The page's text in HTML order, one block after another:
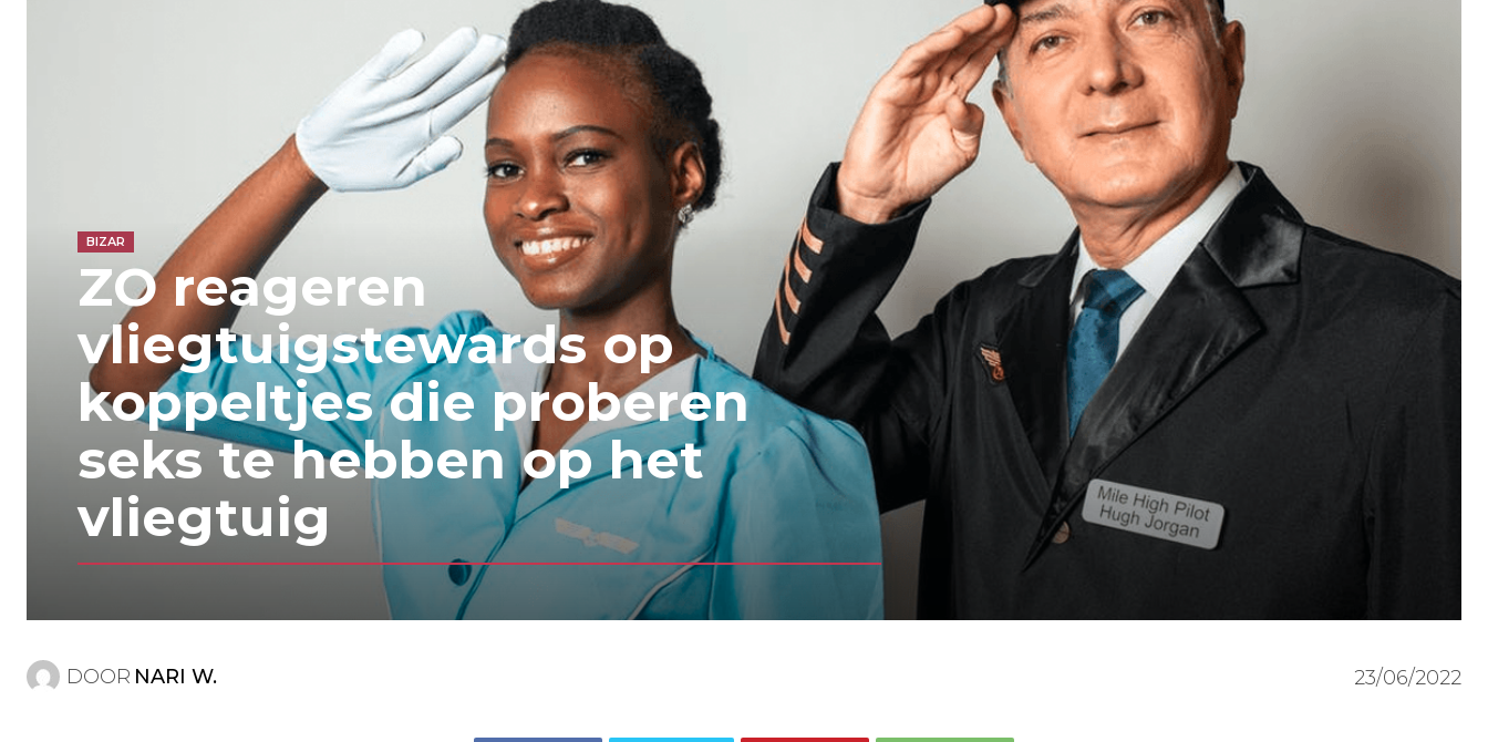
BIZAR
ZO reageren
vliegtuigstewards op
koppeltjes die proberen
seks te hebben op het
vliegtuig
DOOR NARI W. 23/06/2022